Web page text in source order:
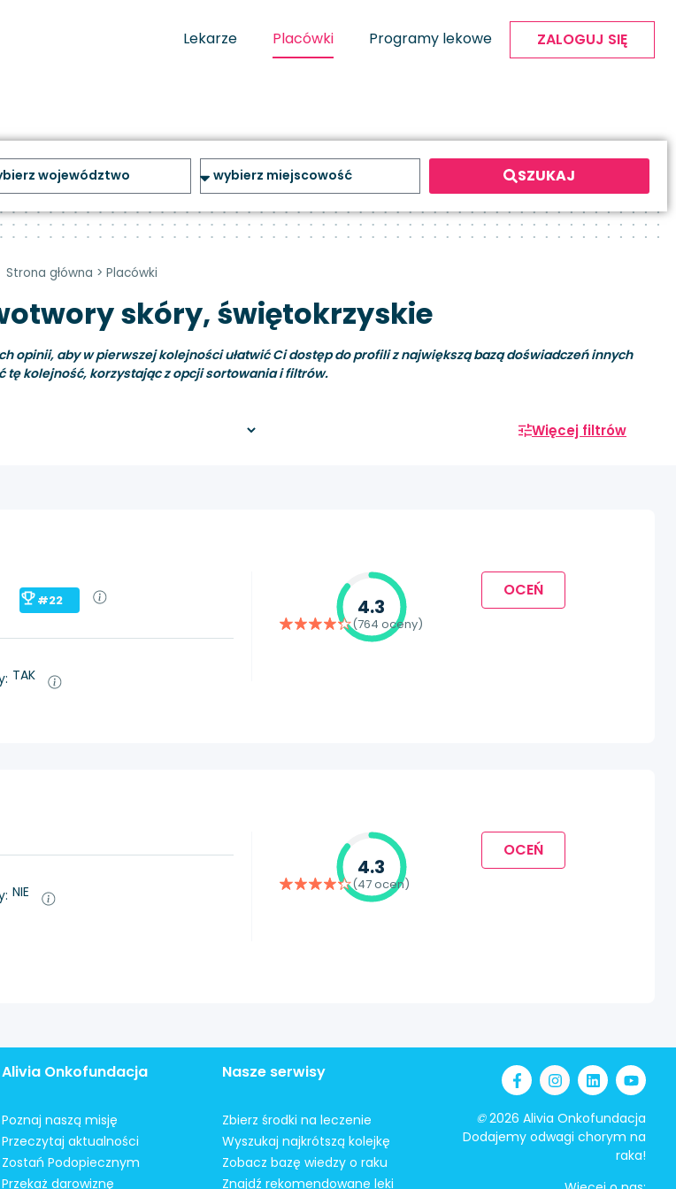
Lekarze Placówki Programy lekowe ZALOGUJ SIĘ
SZUKAJ
Strona główna > Placówki
skóry, świętokrzyskie
aby w pierwszej kolejności ułatwić Ci dostęp do profili z największą bazą doświadczeń innych
tę kolejność, korzystając z opcji sortowania i filtrów.
Więcej filtrów
#22
TAK
4.3
(764 oceny)
OCEŃ
NIE
4.3
(47 ocen)
OCEŃ
Alivia Onkofundacja
Poznaj naszą misję
Przeczytaj aktualności
Zostań Podopiecznym
Przekaż darowiznę
Nasze serwisy
Zbierz środki na leczenie
Wyszukaj najkrótszą kolejkę
Zobacz bazę wiedzy o raku
Znajdź rekomendowane leki
©2026 Alivia Onkofundacja
Dodajemy odwagi chorym na
raka!